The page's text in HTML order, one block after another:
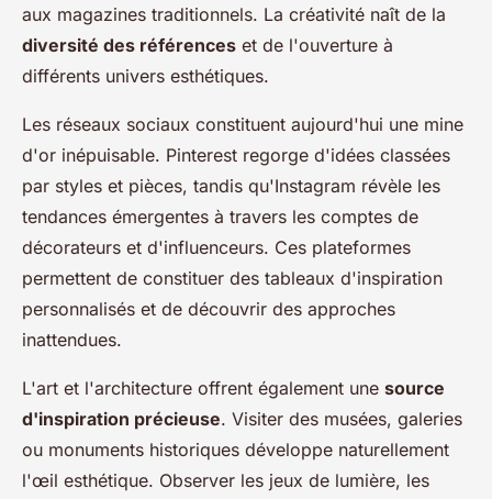
aux magazines traditionnels. La créativité naît de la
diversité des références et de l'ouverture à
différents univers esthétiques.
Les réseaux sociaux constituent aujourd'hui une mine
d'or inépuisable. Pinterest regorge d'idées classées
par styles et pièces, tandis qu'Instagram révèle les
tendances émergentes à travers les comptes de
décorateurs et d'influenceurs. Ces plateformes
permettent de constituer des tableaux d'inspiration
personnalisés et de découvrir des approches
inattendues.
L'art et l'architecture offrent également une source
d'inspiration précieuse. Visiter des musées, galeries
ou monuments historiques développe naturellement
l'œil esthétique. Observer les jeux de lumière, les